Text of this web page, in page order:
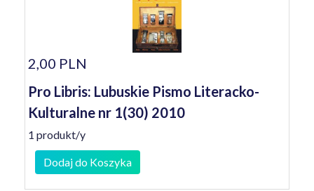
2,00 PLN
Pro Libris: Lubuskie Pismo Literacko-
Kulturalne nr 1(30) 2010
1 produkt/y
Dodaj do Koszyka